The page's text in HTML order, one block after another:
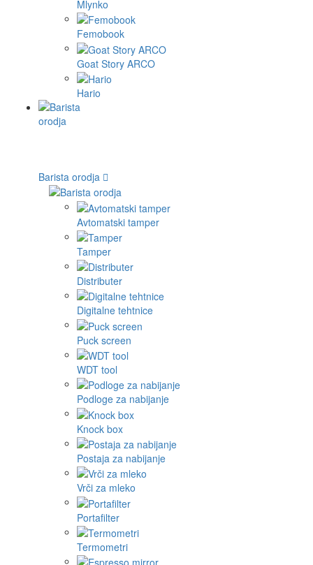
Mlynko
Femobook
Goat Story ARCO
Hario
Barista orodja
Avtomatski tamper
Tamper
Distributer
Digitalne tehtnice
Puck screen
WDT tool
Podloge za nabijanje
Knock box
Postaja za nabijanje
Vrči za mleko
Portafilter
Termometri